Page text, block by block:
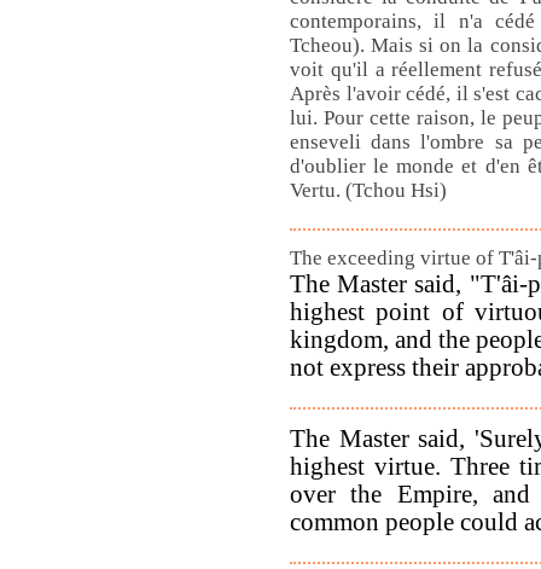
contemporains, il n'a
Tcheou). Mais si on la
voit qu'il a réellement
Après l'avoir cédé, il s'est
lui. Pour cette raison, le
enseveli dans l'ombre sa
d'oublier le monde et d'en
Vertu. (Tchou Hsi)
The exceeding virtue of T'âi-
The Master said, "T'âi-
highest point of
kingdom, and the
not express their
The Master said,
highest virtue. Three
over the Empire,
common people could